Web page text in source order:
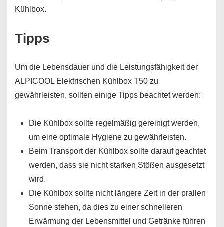
Kühlbox.
Tipps
Um die Lebensdauer und die Leistungsfähigkeit der
ALPICOOL Elektrischen Kühlbox T50 zu
gewährleisten, sollten einige Tipps beachtet werden:
Die Kühlbox sollte regelmäßig gereinigt werden,
um eine optimale Hygiene zu gewährleisten.
Beim Transport der Kühlbox sollte darauf geachtet
werden, dass sie nicht starken Stößen ausgesetzt
wird.
Die Kühlbox sollte nicht längere Zeit in der prallen
Sonne stehen, da dies zu einer schnelleren
Erwärmung der Lebensmittel und Getränke führen